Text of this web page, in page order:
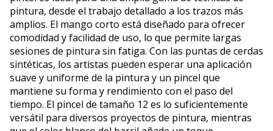
pintura, desde el trabajo detallado a los trazos más
amplios. El mango corto está diseñado para ofrecer
comodidad y facilidad de uso, lo que permite largas
sesiones de pintura sin fatiga. Con las puntas de cerdas
sintéticas, los artistas pueden esperar una aplicación
suave y uniforme de la pintura y un pincel que
mantiene su forma y rendimiento con el paso del
tiempo. El pincel de tamaño 12 es lo suficientemente
versátil para diversos proyectos de pintura, mientras